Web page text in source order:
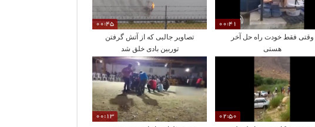
00:41
وقتی فقط خودت راه حل آخر
هستی
00:45
تصاویر جالبی که از آتش گرفتن
توربین بادی خلق شد
02:50
00:13